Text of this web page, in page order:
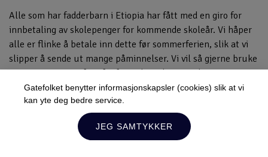
Hold deg oppdatert!
Alle som har fadderbarn i Etiopia har fått med en giro for
innbetaling av skolepenger for kommende skoleår. Vi håper
alle er flinke å betale inn dette før sommerferien, slik at vi
slipper å sende ut mange påminnelser. Vi vil så gjerne bruke
pengene i Etiopia framfor frimerker til postverket..
Les Gateposten her:
GATEPOSTEN juni 2014
Gatefolket benytter informasjonskapsler (cookies) slik at vi
kan yte deg bedre service.
JEG SAMTYKKER